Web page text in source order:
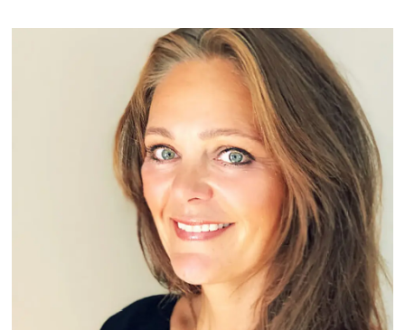
effektiv beslutningstaking og handling i
Øvelse og kunnskap er nødvendig for å
håndtere krisesituasjoner effektivt, og
for å sikre at beredskapsteam og
organisasjoner fungerer samkjørt.
Oppsummeringen er generert av Labrador
AI, men gjennomlest av en journalist.